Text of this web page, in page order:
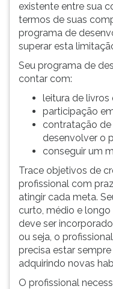
existente entre sua
termos de suas
programa de
superar esta
Seu programa de
contar com:
leitura de livros
participação
contratação
desenvolver o
conseguir um
Trace objetivos de
profissional com
atingir cada meta.
curto, médio e
deve ser
ou seja, o
precisa estar
adquirindo novas
O profissional